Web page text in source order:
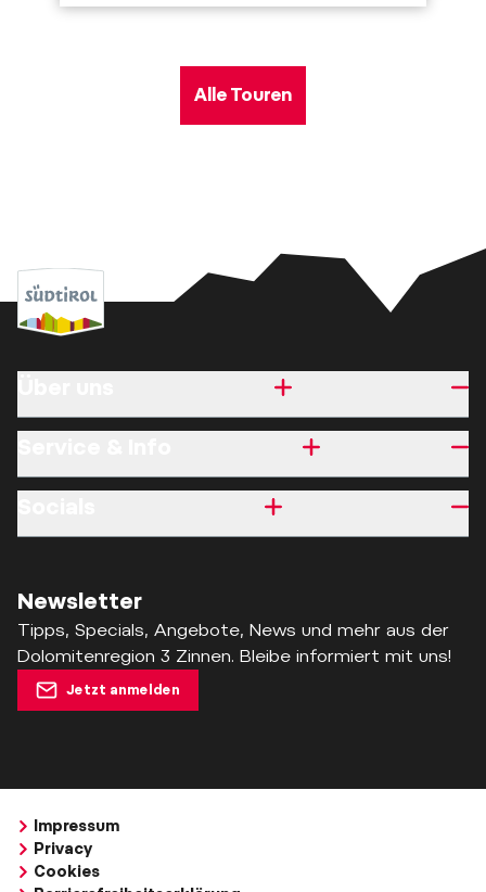
Alle Touren
Newsletter
Tipps, Specials, Angebote, News und mehr aus der
Dolomitenregion 3 Zinnen. Bleibe informiert mit uns!
Jetzt anmelden
Impressum
Privacy
Cookies